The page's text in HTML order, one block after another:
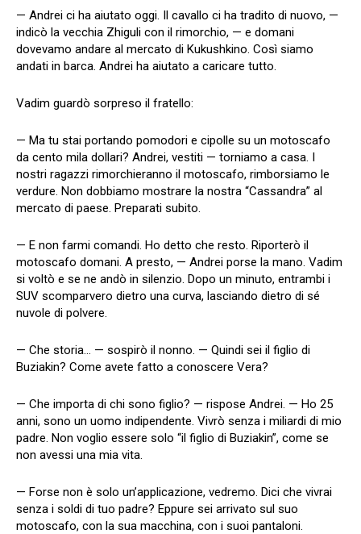
— Andrei ci ha aiutato oggi. Il cavallo ci ha tradito di nuovo, —
indicò la vecchia Zhiguli con il rimorchio, — e domani
dovevamo andare al mercato di Kukushkino. Così siamo
andati in barca. Andrei ha aiutato a caricare tutto.
Vadim guardò sorpreso il fratello:
— Ma tu stai portando pomodori e cipolle su un motoscafo
da cento mila dollari? Andrei, vestiti — torniamo a casa. I
nostri ragazzi rimorchieranno il motoscafo, rimborsiamo le
verdure. Non dobbiamo mostrare la nostra “Cassandra” al
mercato di paese. Preparati subito.
— E non farmi comandi. Ho detto che resto. Riporterò il
motoscafo domani. A presto, — Andrei porse la mano. Vadim
si voltò e se ne andò in silenzio. Dopo un minuto, entrambi i
SUV scomparvero dietro una curva, lasciando dietro di sé
nuvole di polvere.
— Che storia… — sospirò il nonno. — Quindi sei il figlio di
Buziakin? Come avete fatto a conoscere Vera?
— Che importa di chi sono figlio? — rispose Andrei. — Ho 25
anni, sono un uomo indipendente. Vivrò senza i miliardi di mio
padre. Non voglio essere solo “il figlio di Buziakin”, come se
non avessi una mia vita.
— Forse non è solo un’applicazione, vedremo. Dici che vivrai
senza i soldi di tuo padre? Eppure sei arrivato sul suo
motoscafo, con la sua macchina, con i suoi pantaloni.